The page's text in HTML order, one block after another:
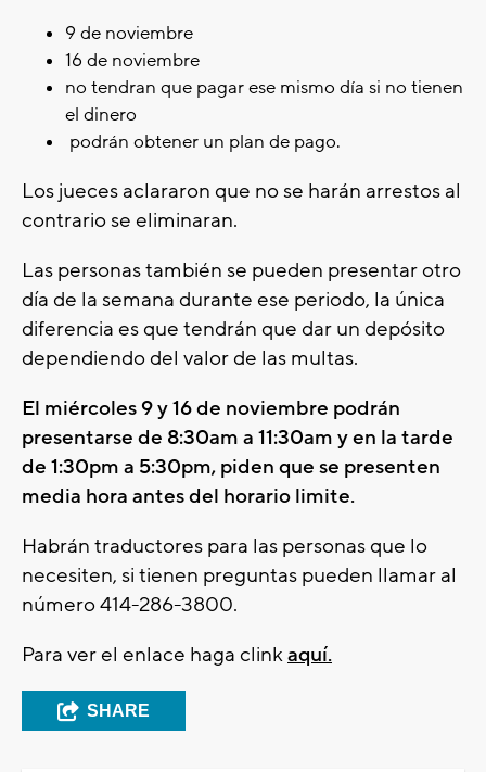
9 de noviembre
16 de noviembre
no tendran que pagar ese mismo día si no tienen
el dinero
podrán obtener un plan de pago.
Los jueces aclararon que no se harán arrestos al
contrario se eliminaran.
Las personas también se pueden presentar otro
día de la semana durante ese periodo, la única
diferencia es que tendrán que dar un depósito
dependiendo del valor de las multas.
El miércoles 9 y 16 de noviembre podrán
presentarse de 8:30am a 11:30am y en la tarde
de 1:30pm a 5:30pm, piden que se presenten
media hora antes del horario limite.
Habrán traductores para las personas que lo
necesiten, si tienen preguntas pueden llamar al
número 414-286-3800.
Para ver el enlace haga clinkaquí.
SHARE